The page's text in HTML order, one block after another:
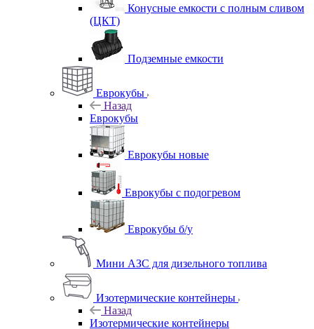
Конусные емкости с полным сливом
(ЦКТ)
Подземные емкости
Еврокубы
Назад
Еврокубы
Еврокубы новые
Еврокубы с подогревом
Еврокубы б/у
Мини АЗС для дизельного топлива
Изотермические контейнеры
Назад
Изотермические контейнеры